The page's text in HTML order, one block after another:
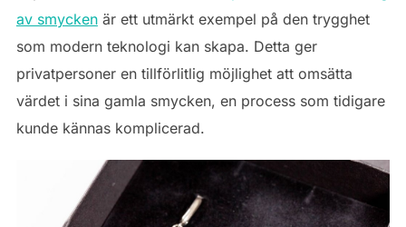
av smyckenär ett utmärkt exempel på den trygghet
som modern teknologi kan skapa. Detta ger
privatpersoner en tillförlitlig möjlighet att omsätta
värdet i sina gamla smycken, en process som tidigare
kunde kännas komplicerad.